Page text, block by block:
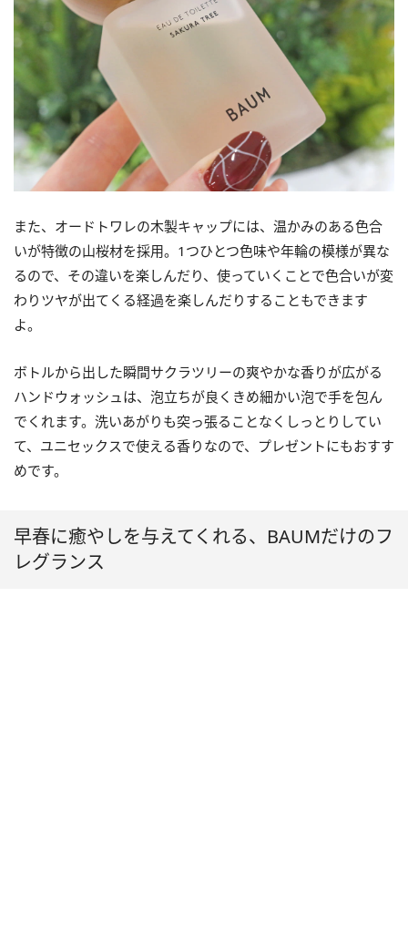
また、オードトワレの木製キャップには、温かみのある色合
いが特徴の山桜材を採用。1つひとつ色味や年輪の模様が異な
るので、その違いを楽しんだり、使っていくことで色合いが変
わりツヤが出てくる経過を楽しんだりすることもできます
よ。
ボトルから出した瞬間サクラツリーの爽やかな香りが広がる
ハンドウォッシュは、泡立ちが良くきめ細かい泡で手を包ん
でくれます。洗いあがりも突っ張ることなくしっとりしてい
て、ユニセックスで使える香りなので、プレゼントにもおすす
めです。
早春に癒やしを与えてくれる、BAUMだけのフ
レグランス